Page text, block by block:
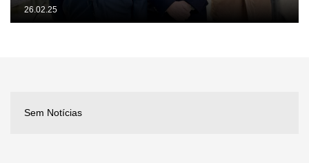
26.02.25
Sem Notícias